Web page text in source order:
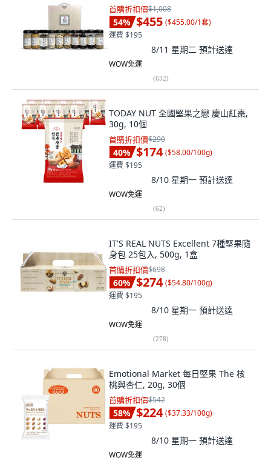
首購折扣價$1,008
54% $455 ($455.00/1套)
運費 $195
8/11 星期二 預計送達
WOW免運
(632)
TODAY NUT 全國堅果之戀 慶山紅棗,
30g, 10個
首購折扣價$290
40% $174 ($58.00/100g)
運費 $195
8/10 星期一 預計送達
WOW免運
(62)
IT'S REAL NUTS Excellent 7種堅果隨
身包 25包入, 500g, 1盒
首購折扣價$698
60% $274 ($54.80/100g)
運費 $195
8/10 星期一 預計送達
WOW免運
(278)
Emotional Market 每日堅果 The 核
桃與杏仁, 20g, 30個
首購折扣價$542
58% $224 ($37.33/100g)
運費 $195
8/10 星期一 預計送達
WOW免運